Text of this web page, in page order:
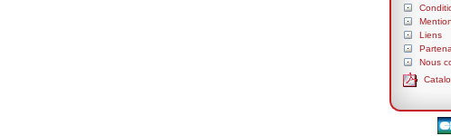
Liens
Nous